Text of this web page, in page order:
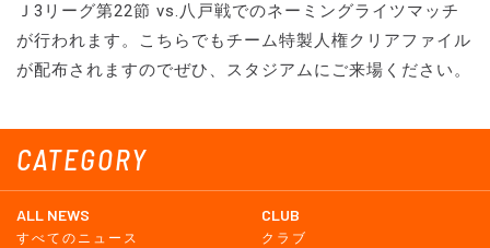
CATEGORY
ALL NEWS
すべてのニュース
CLUB
クラブ
Ｊ3リーグ第22節 vs.八戸戦でのネーミングライツマッチ
が行われます。こちらでもチーム特製人権クリアファイル
が配布されますのでぜひ、スタジアムにご来場ください。